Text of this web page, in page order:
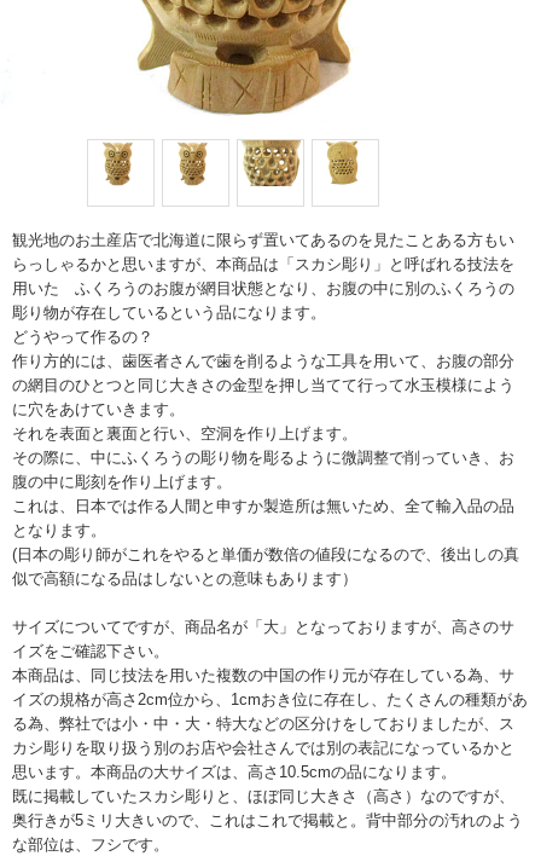
観光地のお土産店で北海道に限らず置いてあるのを見たことある方もい
らっしゃるかと思いますが、本商品は「スカシ彫り」と呼ばれる技法を
用いた ふくろうのお腹が網目状態となり、お腹の中に別のふくろうの
彫り物が存在しているという品になります。
どうやって作るの？
作り方的には、歯医者さんで歯を削るような工具を用いて、お腹の部分
の網目のひとつと同じ大きさの金型を押し当てて行って水玉模様によう
に穴をあけていきます。
それを表面と裏面と行い、空洞を作り上げます。
その際に、中にふくろうの彫り物を彫るように微調整で削っていき、お
腹の中に彫刻を作り上げます。
これは、日本では作る人間と申すか製造所は無いため、全て輸入品の品
となります。
(日本の彫り師がこれをやると単価が数倍の値段になるので、後出しの真
似で高額になる品はしないとの意味もあります）
サイズについてですが、商品名が「大」となっておりますが、高さのサ
イズをご確認下さい。
本商品は、同じ技法を用いた複数の中国の作り元が存在している為、サ
イズの規格が高さ2cm位から、1cmおき位に存在し、たくさんの種類があ
る為、弊社では小・中・大・特大などの区分けをしておりましたが、ス
カシ彫りを取り扱う別のお店や会社さんでは別の表記になっているかと
思います。本商品の大サイズは、高さ10.5cmの品になります。
既に掲載していたスカシ彫りと、ほぼ同じ大きさ（高さ）なのですが、
奥行きが5ミリ大きいので、これはこれで掲載と。背中部分の汚れのよう
な部位は、フシです。